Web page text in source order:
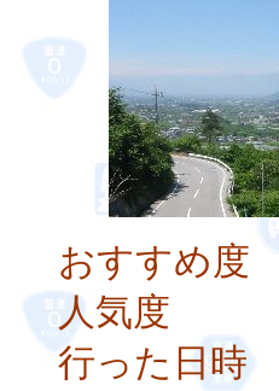
おすすめ度
人気度
行った日時